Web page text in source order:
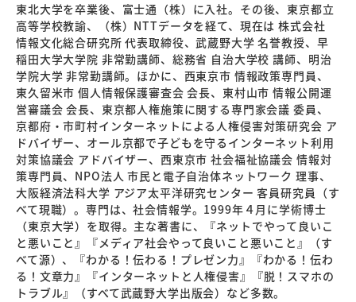
東北大学を卒業後、富士通（株）に入社。その後、東京都立
高等学校教諭、（株）NTTデータを経て、現在は 株式会社
情報文化総合研究所 代表取締役、武蔵野大学 名誉教授、早
稲田大学大学院 非常勤講師、総務省 自治大学校 講師、明治
学院大学 非常勤講師。ほかに、西東京市 情報政策専門員、
東久留米市 個人情報保護審査会 会長、東村山市 情報公開運
営審議会 会長、東京都人権施策に関する専門家会議 委員、
京都府・市町村インターネットによる人権侵害対策研究会 ア
ドバイザー、オール京都で子どもを守るインターネット利用
対策協議会 アドバイザー、西東京市 社会福祉協議会 情報対
策専門員、NPO法人 市民と電子自治体ネットワーク 理事、
大阪経済法科大学 アジア太平洋研究センター 客員研究員（す
べて現職）。専門は、社会情報学。1999年４月に学術博士
（東京大学）を取得。主な著書に、『ネットでやって良いこ
と悪いこと』『メディア社会やって良いこと悪いこと』（す
べて源）、『わかる！伝わる！プレゼン力』『わかる！伝わ
る！文章力』『インターネットと人権侵害』『脱！スマホの
トラブル』（すべて武蔵野大学出版会）など多数。